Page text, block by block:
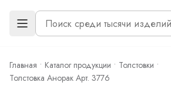
Главная Каталог продукции
Толстовки
Толстовка Анорак Арт. 3776